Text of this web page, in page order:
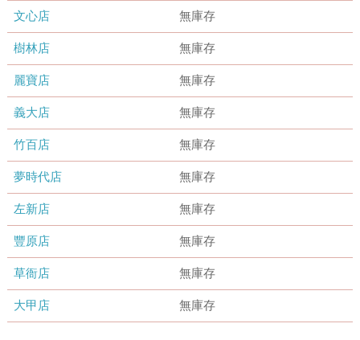
文心店 無庫存
樹林店 無庫存
麗寶店 無庫存
義大店 無庫存
竹百店 無庫存
夢時代店 無庫存
左新店 無庫存
豐原店 無庫存
草衙店 無庫存
大甲店 無庫存